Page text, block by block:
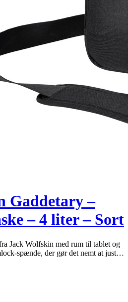
Gaddetary –
– 4 liter – Sort
Jack Wolfskin med rum til tablet og
spænde, der gør det nemt at just…